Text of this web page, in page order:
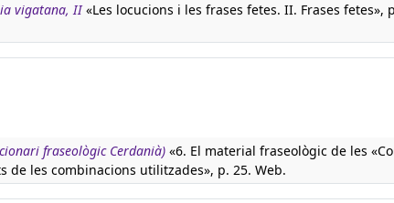
vigatana, II«Les locucions i les frases fetes. II. Frases fetes»,
fraseològic Cerdanià) «6. El material fraseològic de les
de les combinacions utilitzades», p. 25. Web.